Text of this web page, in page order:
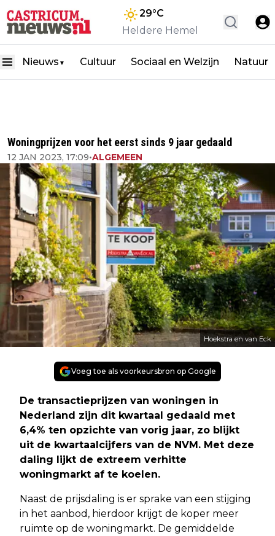
29°C
Heldere Hemel
Nieuws ▼ Cultuur Sociaal en Welzijn Natuur
Woningprijzen voor het eerst sinds 9 jaar gedaald
12 JAN 2023, 17:09•ALGEMEEN
Hoekstra en van Eck
Voeg toe als voorkeursbron op Google
De transactieprijzen van woningen in
Nederland zijn dit kwartaal gedaald met
6,4% ten opzichte van vorig jaar, zo blijkt
uit de kwartaalcijfers van de NVM. Met deze
daling lijkt de extreem verhitte
woningmarkt af te koelen.
Naast de prijsdaling is er sprake van een stijging
in het aanbod, hierdoor krijgt de koper meer
ruimte op de woningmarkt. De gemiddelde